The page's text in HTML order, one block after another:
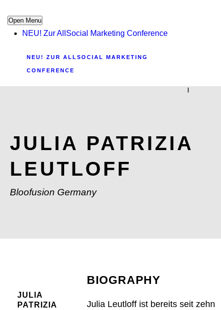
Open Menu
NEU! Zur AllSocial Marketing Conference
NEU! ZUR ALLSOCIAL MARKETING
CONFERENCE
|
JULIA PATRIZIA
LEUTLOFF
Bloofusion Germany
JULIA
PATRIZIA
BIOGRAPHY
Julia Leutloff ist bereits seit zehn